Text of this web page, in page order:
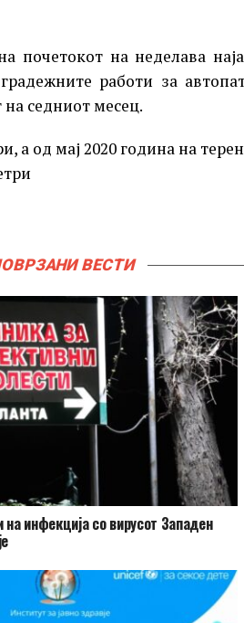
почетокот на неделава
работи за
седниот месец.
а од мај 2020 година на
ВЕСТИ
инфекција со вирусот Западен